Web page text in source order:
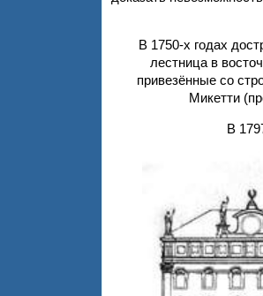
В 1750-х годах
лестница в
привезённые со
Микетти
В